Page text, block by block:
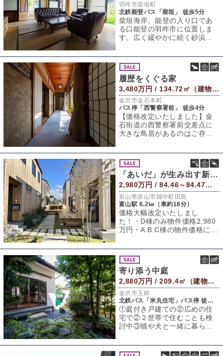
羽咋市柴垣町
北鉄能登バス「柴垣」 徒歩5分
柴垣海岸。能登の入り口であ
る口能登の羽咋市に位置しま
す。広く緩やかに続く砂浜に
履歴をくぐる家
3,480万円 / 134.72㎡（建物） 360.23㎡（敷地）
金沢市金石本町
バス停「西警察署前」 徒歩4分
【価格改定いたしました】金
石街道の西警察署前交差点に
大きな鳥居があるのはご存知
「あいだ」が生み出す新しい暮らし方
2,980万円 / 84.46～84.47㎡（建物） 157.71～157.77㎡（敷地）
富山県富山市婦中町田島
富山駅 6.2㎞（車約18分）
価格大幅改定いたしまし
た！・D棟のみ物件価格2,980
万円・A.B.C棟の物件価格に関
さい。・
寄り添う中庭
2,880万円 / 209.4㎡（建物） 296㎡（敷地）
金沢市玉鉾
北鉄バス「米丸住宅」バス停 徒歩4分
①庭付き戸建ての②広めの住
宅で②２世帯で住むことも検
討中③猫や犬と一緒に暮らし